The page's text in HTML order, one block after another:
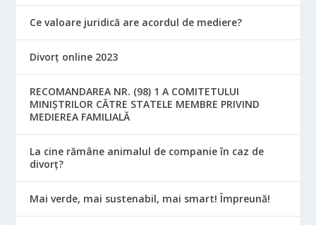
Ce valoare juridică are acordul de mediere?
Divorț online 2023
RECOMANDAREA NR. (98) 1 A COMITETULUI
MINIŞTRILOR CĂTRE STATELE MEMBRE PRIVIND
MEDIEREA FAMILIALĂ
La cine rămâne animalul de companie în caz de
divorț?
Mai verde, mai sustenabil, mai smart! Împreună!